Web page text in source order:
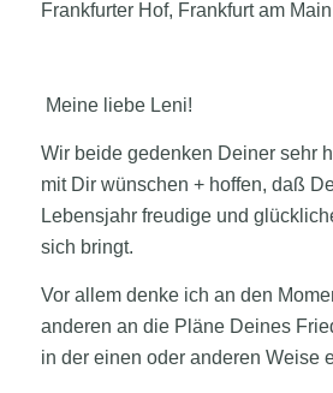
Frankfurter Hof, Frankfurt am Main
Meine liebe Leni!
Wir beide gedenken Deiner sehr
mit Dir wünschen + hoffen, daß
Lebensjahr freudige und
sich bringt.
Vor allem denke ich an den
anderen an die Pläne Deines
in der einen oder anderen Weise